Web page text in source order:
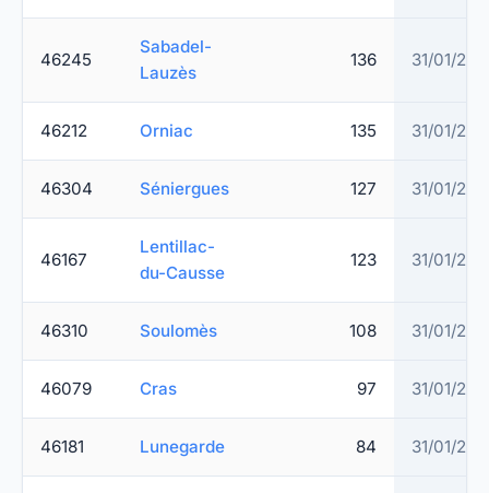
46245
Sabadel-
Lauzès
136 31/01/
46212 Orniac 135 31/01/
46304 Séniergues 127 31/01/
46167
Lentillac-
du-Causse
123 31/01/
46310 Soulomès 108 31/01/
46079 Cras 97 31/01/
46181 Lunegarde 84 31/01/